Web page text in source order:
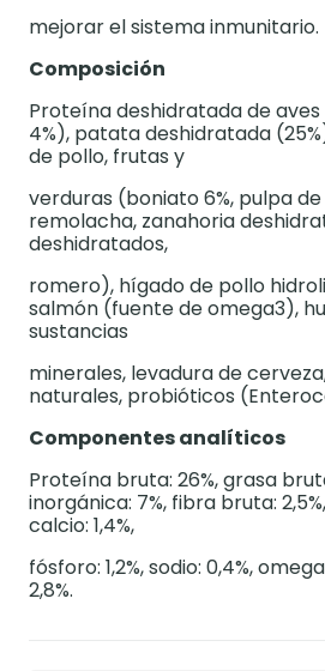
mejorar el sistema inmunitario.
Composición
Proteína deshidratada de aves
4%), patata deshidratada
de pollo, frutas y
verduras (boniato 6%, pulpa
remolacha, zanahoria
deshidratados,
romero), hígado de pollo
salmón (fuente de omega3),
sustancias
minerales, levadura de
naturales, probióticos
Componentes analíticos
Proteína bruta: 26%, grasa
inorgánica: 7%, fibra bruta:
calcio: 1,4%,
fósforo: 1,2%, sodio: 0,4%,
2,8%.